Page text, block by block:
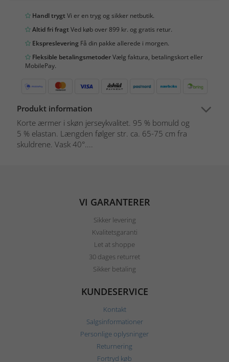
Handl trygtVi er en tryg og sikker netbutik.
Altid fri fragtVed køb over 899 kr. og gratis retur.
Ekspreslevering Få din pakke allerede i morgen.
Fleksible betalingsmetoderVælg faktura, betalingskort eller
MobilePay.
Produkt information
Korte ærmer i skøn jerseykvalitet. 95 % bomuld og
5 % elastan. Længden følger str. ca. 65-75 cm fra
skuldrene. Vask 40°....
VI GARANTERER
Sikker levering
Kvalitetsgaranti
Let at shoppe
30 dages returret
Sikker betaling
KUNDESERVICE
Kontakt
Salgsinformationer
Personlige oplysninger
Returnering
Fortryd køb